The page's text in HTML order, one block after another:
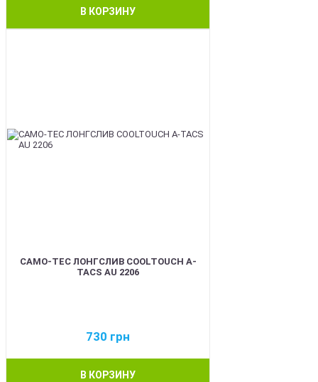
В КОРЗИНУ
CAMO-TEC ЛОНГСЛИВ COOLTOUCH A-
TACS AU 2206
730 грн
В КОРЗИНУ